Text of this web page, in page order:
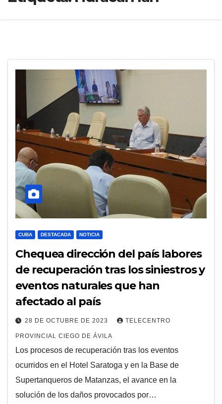
CUBA DESTACADA NOTICIA
Chequea dirección del país labores
de recuperación tras los siniestros y
eventos naturales que han
afectado al país
28 DE OCTUBRE DE 2023 TELECENTRO
PROVINCIAL CIEGO DE ÁVILA
Los procesos de recuperación tras los eventos
ocurridos en el Hotel Saratoga y en la Base de
Supertanqueros de Matanzas, el avance en la
solución de los daños provocados por…